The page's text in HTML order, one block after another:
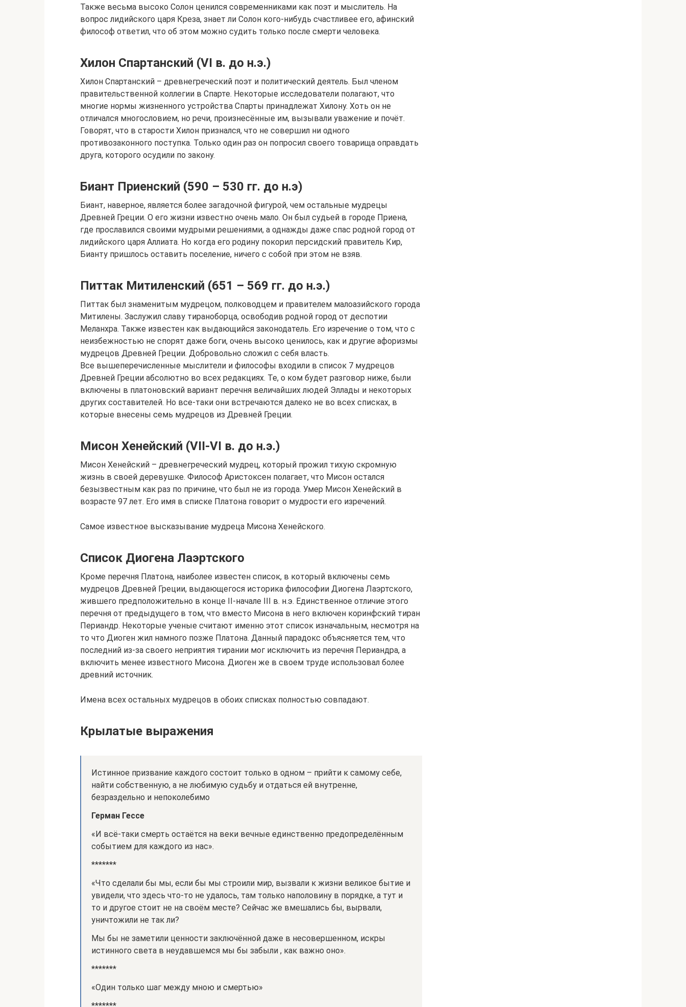
Также весьма высоко Солон ценился современниками как поэт и мыслитель. На
вопрос лидийского царя Креза, знает ли Солон кого-нибудь счастливее его, афинский
философ ответил, что об этом можно судить только после смерти человека.
Хилон Спартанский (VI в. до н.э.)
Хилон Спартанский – древнегреческий поэт и политический деятель. Был членом
правительственной коллегии в Спарте. Некоторые исследователи полагают, что
многие нормы жизненного устройства Спарты принадлежат Хилону. Хоть он не
отличался многословием, но речи, произнесённые им, вызывали уважение и почёт.
Говорят, что в старости Хилон признался, что не совершил ни одного
противозаконного поступка. Только один раз он попросил своего товарища оправдать
друга, которого осудили по закону.
Биант Приенский (590 – 530 гг. до н.э)
Биант, наверное, является более загадочной фигурой, чем остальные мудрецы
Древней Греции. О его жизни известно очень мало. Он был судьей в городе Приена,
где прославился своими мудрыми решениями, а однажды даже спас родной город от
лидийского царя Аллиата. Но когда его родину покорил персидский правитель Кир,
Бианту пришлось оставить поселение, ничего с собой при этом не взяв.
Питтак Митиленский (651 – 569 гг. до н.э.)
Питтак был знаменитым мудрецом, полководцем и правителем малоазийского города
Митилены. Заслужил славу тираноборца, освободив родной город от деспотии
Меланхра. Также известен как выдающийся законодатель. Его изречение о том, что с
неизбежностью не спорят даже боги, очень высоко ценилось, как и другие афоризмы
мудрецов Древней Греции. Добровольно сложил с себя власть.
Все вышеперечисленные мыслители и философы входили в список 7 мудрецов
Древней Греции абсолютно во всех редакциях. Те, о ком будет разговор ниже, были
включены в платоновский вариант перечня величайших людей Эллады и некоторых
других составителей. Но все-таки они встречаются далеко не во всех списках, в
которые внесены семь мудрецов из Древней Греции.
Мисон Хенейский (VII-VI в. до н.э.)
Мисон Хенейский – древнегреческий мудрец, который прожил тихую скромную
жизнь в своей деревушке. Философ Аристоксен полагает, что Мисон остался
безызвестным как раз по причине, что был не из города. Умер Мисон Хенейский в
возрасте 97 лет. Его имя в списке Платона говорит о мудрости его изречений.
Самое известное высказывание мудреца Мисона Хенейского.
Список Диогена Лаэртского
Кроме перечня Платона, наиболее известен список, в который включены семь
мудрецов Древней Греции, выдающегося историка философии Диогена Лаэртского,
жившего предположительно в конце II-начале III в. н.э. Единственное отличие этого
перечня от предыдущего в том, что вместо Мисона в него включен коринфский тиран
Периандр. Некоторые ученые считают именно этот список изначальным, несмотря на
то что Диоген жил намного позже Платона. Данный парадокс объясняется тем, что
последний из-за своего неприятия тирании мог исключить из перечня Периандра, а
включить менее известного Мисона. Диоген же в своем труде использовал более
древний источник.
Имена всех остальных мудрецов в обоих списках полностью совпадают.
Крылатые выражения
Истинное призвание каждого состоит только в одном – прийти к самому себе,
найти собственную, а не любимую судьбу и отдаться ей внутренне,
безраздельно и непоколебимо
Герман Гессе
«И всё-таки смерть остаётся на веки вечные единственно предопределённым
событием для каждого из нас».
*******
«Что сделали бы мы, если бы мы строили мир, вызвали к жизни великое бытие и
увидели, что здесь что-то не удалось, там только наполовину в порядке, а тут и
то и другое стоит не на своём месте? Сейчас же вмешались бы, вырвали,
уничтожили не так ли?
Мы бы не заметили ценности заключённой даже в несовершенном, искры
истинного света в неудавшемся мы бы забыли , как важно оно».
*******
«Один только шаг между мною и смертью»